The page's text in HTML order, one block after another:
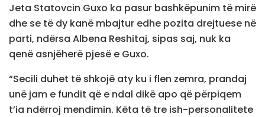
Jeta Statovcin Guxo ka pasur bashkëpunim të mirë
dhe se të dy kanë mbajtur edhe pozita drejtuese në
parti, ndërsa Albena Reshitaj, sipas saj, nuk ka
qenë asnjëherë pjesë e Guxo.
“Secili duhet të shkojë aty ku i flen zemra, prandaj
unë jam e fundit që e ndal dikë apo që përpiqem
t’ia ndërroj mendimin. Këta të tre ish-personalitete